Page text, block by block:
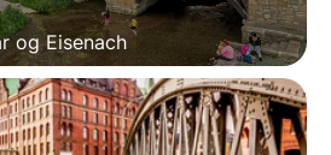
og Eisenach